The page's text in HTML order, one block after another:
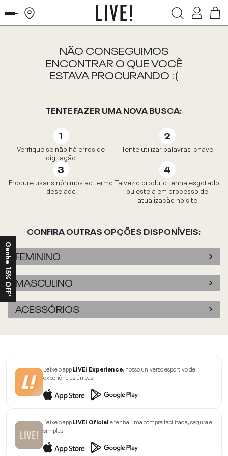
NÃO CONSEGUIMOS
ENCONTRAR O QUE VOCÊ
ESTAVA PROCURANDO :(
TENTE FAZER UMA NOVA BUSCA:
Verifique se não há erros de
digitação
Tente utilizar palavras-chave
Procure usar sinônimos ao termo
desejado
Talvez o produto tenha esgotado
ou esteja em processo de
atualização no site
CONFIRA OUTRAS OPÇÕES DISPONÍVEIS:
FEMININO
MASCULINO
ACESSÓRIOS
Baixe o appLIVE! Experience, nosso universo esportivo de
experiências únicas.
Baixe o appLIVE! Oficiale tenha uma compra facilitada, segura e
simples.
Ganhe 15% OFF*